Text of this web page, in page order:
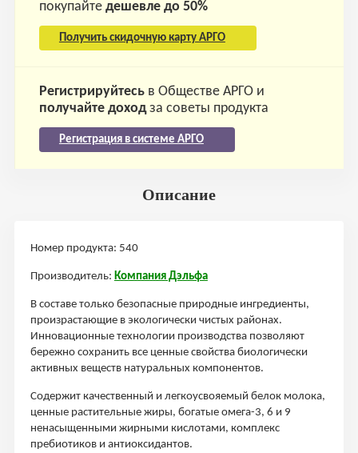
покупайте дешевле до 50%
Получить скидочную карту АРГО
Регистрируйтесьв Обществе АРГО и
получайте доходза советы продукта
Регистрация в системе АРГО
Описание
Номер продукта: 540
Производитель: Компания Дэльфа
В составе только безопасные природные ингредиенты,
произрастающие в экологически чистых районах.
Инновационные технологии производства позволяют
бережно сохранить все ценные свойства биологически
активных веществ натуральных компонентов.
Содержит качественный и легкоусвояемый белок молока,
ценные растительные жиры, богатые омега-3, 6 и 9
ненасыщенными жирными кислотами, комплекс
пребиотиков и антиоксидантов.